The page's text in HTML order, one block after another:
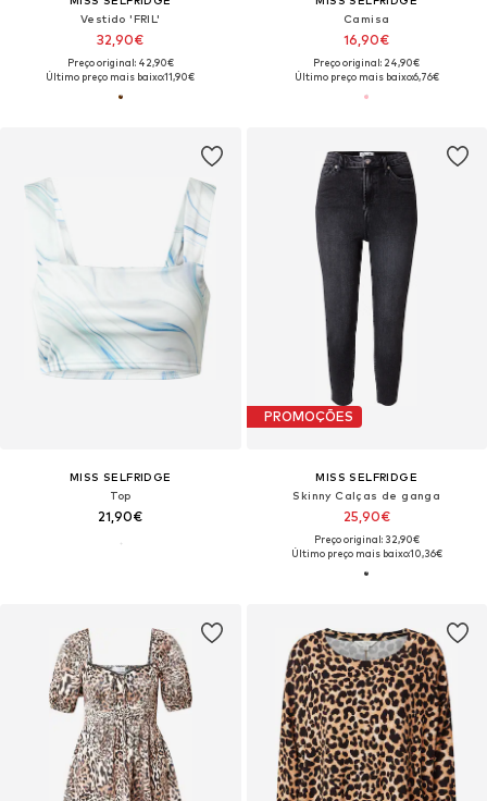
Vestido 'FRIL'
32,90€
Preço original: 42,90€
Último preço mais baixo:11,90€
Camisa
16,90€
Preço original: 24,90€
Último preço mais baixo:6,76€
MISS SELFRIDGE
Top
21,90€
PROMOÇÕES
MISS SELFRIDGE
Skinny Calças de ganga
25,90€
Preço original: 32,90€
Último preço mais baixo:10,36€